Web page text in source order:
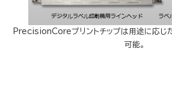
PrecisionCoreプリントチップは用途に応じ
可能。